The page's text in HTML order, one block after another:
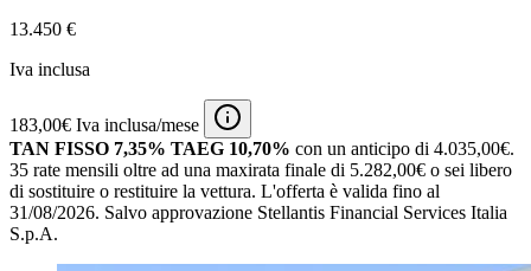
13.450 €
Iva inclusa
183,00€ Iva inclusa/mese
TAN FISSO 7,35% TAEG 10,70% con un anticipo di 4.035,00€.
35 rate mensili oltre ad una maxirata finale di 5.282,00€ o sei libero
di sostituire o restituire la vettura. L'offerta è valida fino al
31/08/2026. Salvo approvazione Stellantis Financial Services Italia
S.p.A.